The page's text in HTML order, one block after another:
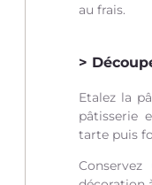
au frais.
Etalez la
pâtisserie
tarte puis